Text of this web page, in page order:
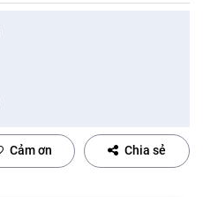
Cảm ơn Chia sẻ